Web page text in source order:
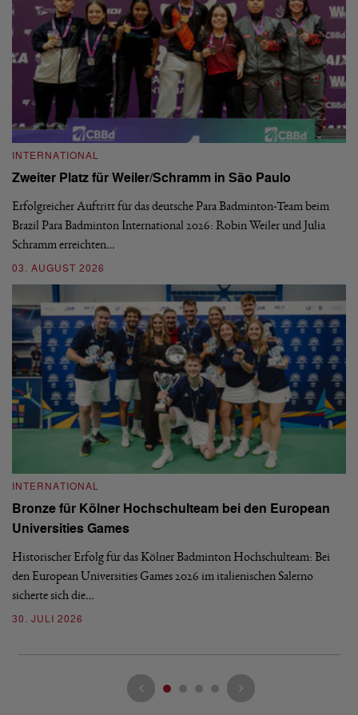
INTERNATIONAL
Zweiter Platz für Weiler/Schramm in São Paulo
Erfolgreicher Auftritt für das deutsche Para Badminton-Team beim
Brazil Para Badminton International 2026: Robin Weiler und Julia
Schramm erreichten…
03. AUGUST 2026
INTERNATIONAL
Bronze für Kölner Hochschulteam bei den European
Universities Games
Historischer Erfolg für das Kölner Badminton Hochschulteam: Bei
den European Universities Games 2026 im italienischen Salerno
sicherte sich die…
30. JULI 2026